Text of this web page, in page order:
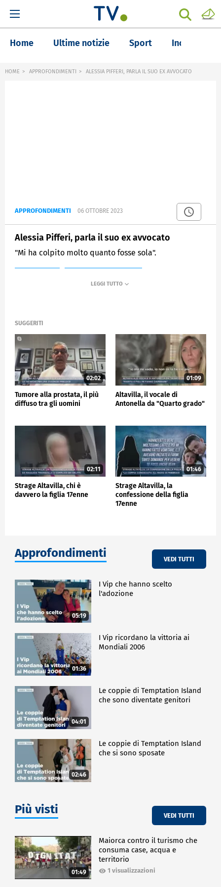
Home Ultime notizie Sport Inchieste
HOME APPROFONDIMENTI ALESSIA PIFFERI, PARLA IL SUO EX AVVOCATO
APPROFONDIMENTI 06 OTTOBRE 2023
Alessia Pifferi, parla il suo ex avvocato
"Mi ha colpito molto quanto fosse sola".
SUGGERITI
02:02
Tumore alla prostata, il più
diffuso tra gli uomini
01:09
Altavilla, il vocale di
Antonella da "Quarto grado"
02:11
Strage Altavilla, chi è
davvero la figlia 17enne
01:46
Strage Altavilla, la
confessione della figlia
17enne
Approfondimenti VEDI TUTTI
05:19
I Vip che hanno scelto
l'adozione
01:36
I Vip ricordano la vittoria ai
Mondiali 2006
04:01
Le coppie di Temptation Island
che sono diventate genitori
02:46
Le coppie di Temptation Island
che si sono sposate
Più visti VEDI TUTTI
01:49
Maiorca contro il turismo che
consuma case, acqua e
territorio
1 visualizzazioni